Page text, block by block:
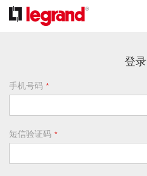
跳
到
登录
手机号码
短信验证码